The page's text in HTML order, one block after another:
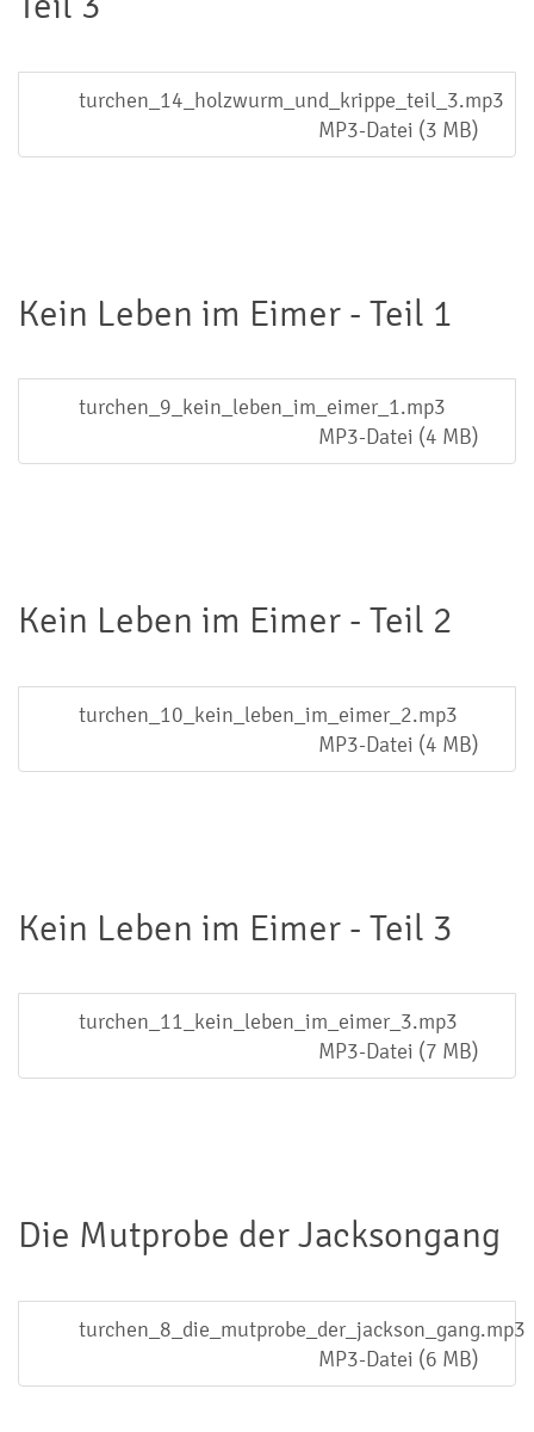
turchen_14_holzwurm_und_krippe_teil_3.mp3
MP3-Datei (3 MB)
Kein Leben im Eimer - Teil 1
turchen_9_kein_leben_im_eimer_1.mp3
MP3-Datei (4 MB)
Kein Leben im Eimer - Teil 2
turchen_10_kein_leben_im_eimer_2.mp3
MP3-Datei (4 MB)
Kein Leben im Eimer - Teil 3
turchen_11_kein_leben_im_eimer_3.mp3
MP3-Datei (7 MB)
Die Mutprobe der Jacksongang
turchen_8_die_mutprobe_der_jackson_gang.mp3
MP3-Datei (6 MB)